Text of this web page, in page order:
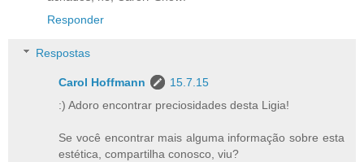
Responder
Respostas
Carol Hoffmann
15.7.15
:) Adoro encontrar preciosidades desta Ligia!
Se você encontrar mais alguma informação sobre esta
estética, compartilha conosco, viu?